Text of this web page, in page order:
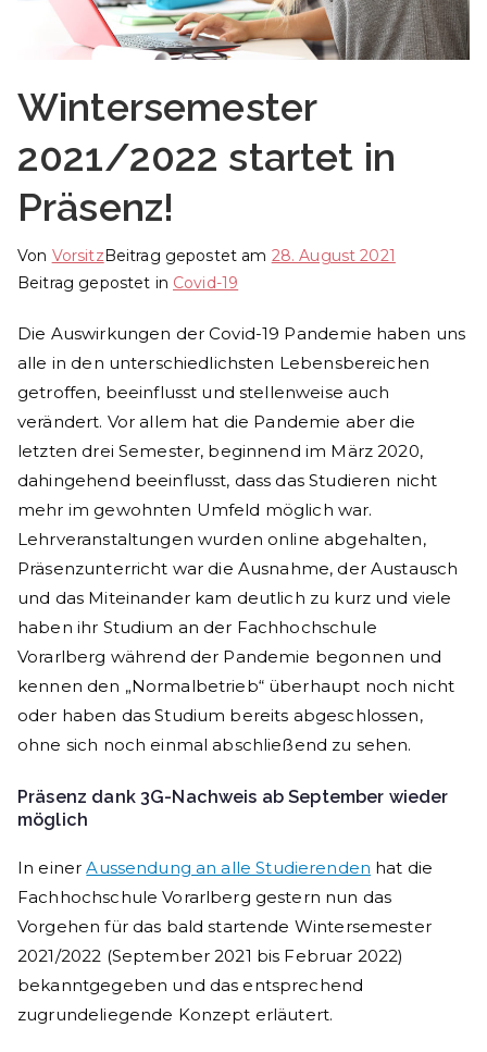
Wintersemester
2021/2022 startet in
Präsenz!
Von VorsitzBeitrag gepostet am 28. August 2021
Beitrag gepostet in Covid-19
Die Auswirkungen der Covid-19 Pandemie haben uns
alle in den unterschiedlichsten Lebensbereichen
getroffen, beeinflusst und stellenweise auch
verändert. Vor allem hat die Pandemie aber die
letzten drei Semester, beginnend im März 2020,
dahingehend beeinflusst, dass das Studieren nicht
mehr im gewohnten Umfeld möglich war.
Lehrveranstaltungen wurden online abgehalten,
Präsenzunterricht war die Ausnahme, der Austausch
und das Miteinander kam deutlich zu kurz und viele
haben ihr Studium an der Fachhochschule
Vorarlberg während der Pandemie begonnen und
kennen den „Normalbetrieb“ überhaupt noch nicht
oder haben das Studium bereits abgeschlossen,
ohne sich noch einmal abschließend zu sehen.
Präsenz dank 3G-Nachweis ab September wieder
möglich
In einerAussendung an alle Studierenden hat die
Fachhochschule Vorarlberg gestern nun das
Vorgehen für das bald startende Wintersemester
2021/2022 (September 2021 bis Februar 2022)
bekanntgegeben und das entsprechend
zugrundeliegende Konzept erläutert.